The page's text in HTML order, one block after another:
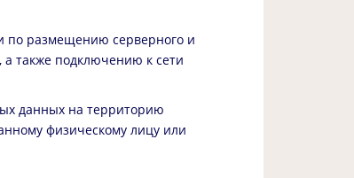
по размещению серверного и
а также подключению к сети
данных на территорию
физическому лицу или